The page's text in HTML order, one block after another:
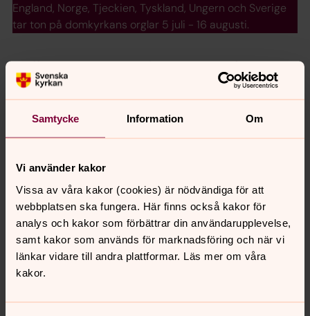
Samtycke Information Om
Vi använder kakor
Vissa av våra kakor (cookies) är nödvändiga för att
webbplatsen ska fungera. Här finns också kakor för
analys och kakor som förbättrar din användarupplevelse,
samt kakor som används för marknadsföring och när vi
länkar vidare till andra plattformar. Läs mer om våra
kakor.
England, Norge, Tjeckien, Tyskland, Ungern och Sverige
tar ton på domkyrkans orglar 5 juli - 16 augusti.
Välkommen att sjunga upp för
domkyrkans "yngsta" körer
Uppsala domkyrkas lilla flickkör och lilla gosskör söker
nya sångare. Alla intresserade i 8-9-årsåldern är
välkomna till drop in-provsjungning tisdag 11 juni kl
Sean Henrys "Who Am I?" visas hela
sommaren
Missa inte den uppmärksammade skulpturutställningen
i Uppsala domkyrka. Verken finns utanför och inne i
kyrkorummet och kan ses 28 maj-30 augusti varje dag